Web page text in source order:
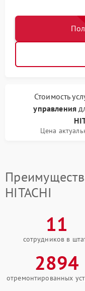
Стоимость
управления
Цена
HITACHI
11
сотрудников в
2894
отремонтированных